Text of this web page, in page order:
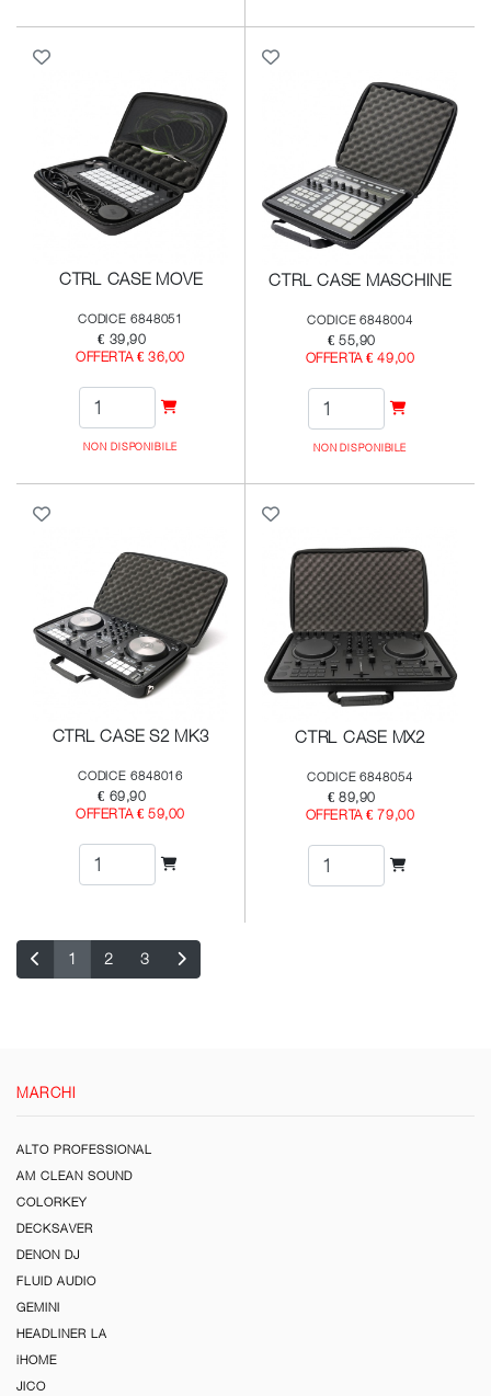
CTRL CASE MOVE
CODICE 6848051
€ 39,90
OFFERTA € 36,00
NON DISPONIBILE
CTRL CASE MASCHINE
CODICE 6848004
€ 55,90
OFFERTA € 49,00
NON DISPONIBILE
CTRL CASE S2 MK3
CODICE 6848016
€ 69,90
OFFERTA € 59,00
CTRL CASE MX2
CODICE 6848054
€ 89,90
OFFERTA € 79,00
1 2 3
MARCHI
ALTO PROFESSIONAL
AM CLEAN SOUND
COLORKEY
DECKSAVER
DENON DJ
FLUID AUDIO
GEMINI
HEADLINER LA
iHOME
JICO